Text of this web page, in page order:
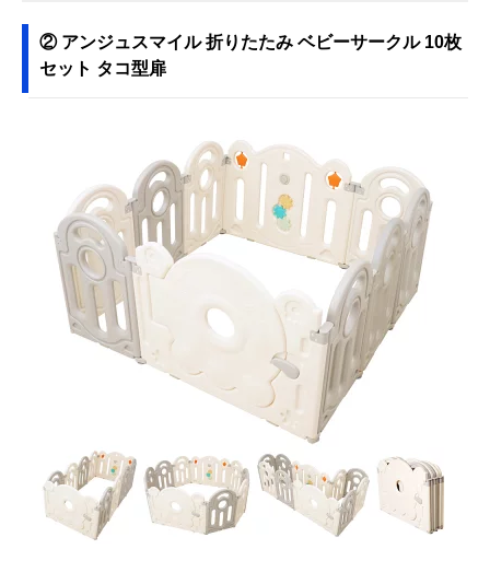
② アンジュスマイル 折りたたみ ベビーサークル 10枚
セット タコ型扉